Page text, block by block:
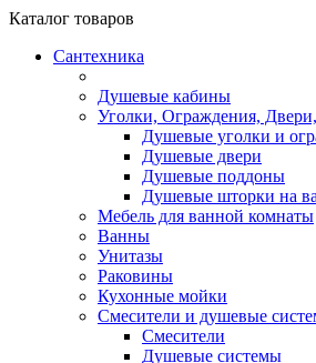
Каталог товаров
Сантехника
Душевые кабины
Уголки, Ограждения,
Душевые уголки и
Душевые двери
Душевые поддоны
Душевые шторки на
Мебель для ванной комнаты
Ванны
Унитазы
Раковины
Кухонные мойки
Смесители и душевые
Смесители
Душевые системы